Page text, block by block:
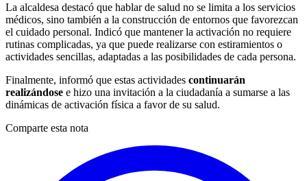
La alcaldesa destacó que hablar de salud no se limita a los servicios
médicos, sino también a la construcción de entornos que favorezcan
el cuidado personal. Indicó que mantener la activación no requiere
rutinas complicadas, ya que puede realizarse con estiramientos o
actividades sencillas, adaptadas a las posibilidades de cada persona.
Finalmente, informó que estas actividades continuarán
realizándose e hizo una invitación a la ciudadanía a sumarse a las
dinámicas de activación física a favor de su salud.
Comparte esta nota